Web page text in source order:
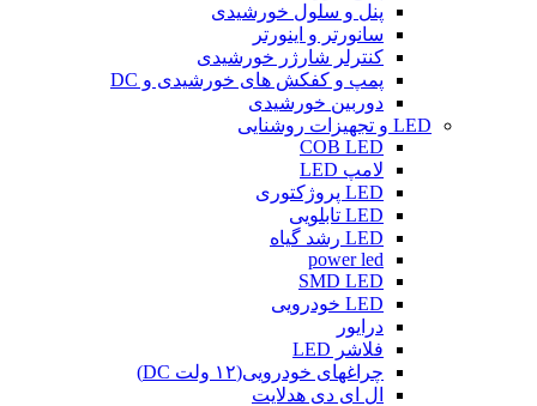
پنل و سلول خورشیدی
سانورتر و اینورتر
کنترلر شارژر خورشیدی
پمپ و کفکش های خورشیدی و DC
دوربین خورشیدی
LED و تجهیزات روشنایی
COB LED
لامپ LED
LED پروژکتوری
LED تابلویی
LED رشد گیاه
power led
SMD LED
LED خودرویی
درایور
فلاشر LED
چراغهای خودرویی(۱۲ ولت DC)
ال ای دی هدلایت